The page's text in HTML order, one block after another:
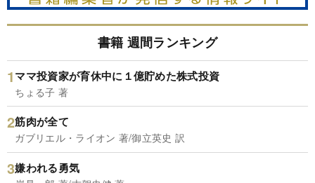
書籍 週間ランキング
ママ投資家が育休中に１億貯めた株式投資
ちょる子 著
筋肉が全て
ガブリエル・ライオン 著/御立英史 訳
嫌われる勇気